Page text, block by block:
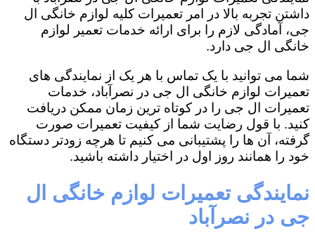
داشتن تجربه بالا در امر تعمیرات کلیه لوازم خانگی ال
جی، آمادگی لازم را برای ارائه خدمات تعمیر لوازم
خانگی ال جی دارد.
شما می توانید با یک تماس با هر یک از نمایندگی های
تعمیرات لوازم خانگی ال جی در نصرآباد، خدمات
تعمیرات ال جی را در کوتاه ترین زمان ممکن دریافت
کنید. با قول رضایت شما از کیفیت تعمیرات صورت
گرفته، آن ها را پشتیبانی می کنیم تا هرچه زودتر دستگاه
خود را همانند روز اول در اختیار داشته باشید.
نمایندگی تعمیرات لوازم خانگی ال
جی در نصرآباد